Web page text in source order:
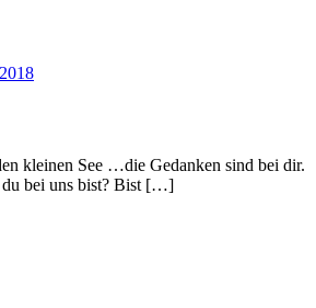
kleinen See …die Gedanken sind bei dir.
du bei uns bist? Bist […]